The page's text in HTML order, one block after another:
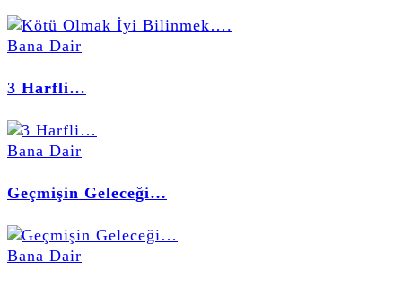
Bana Dair
3 Harfli…
Bana Dair
Geçmişin Geleceği…
Bana Dair